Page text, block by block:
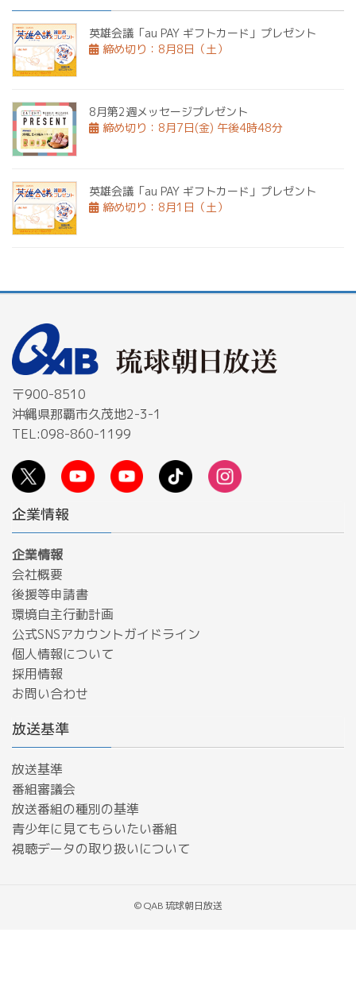
英雄会議「au PAY ギフトカード」プレゼント
締め切り：8月8日（土）
8月第2週メッセージプレゼント
締め切り：8月7日(金) 午後4時48分
英雄会議「au PAY ギフトカード」プレゼント
締め切り：8月1日（土）
〒900-8510
沖縄県那覇市久茂地2-3-1
TEL:098-860-1199
企業情報
企業情報
会社概要
後援等申請書
環境自主行動計画
公式SNSアカウントガイドライン
個人情報について
採用情報
お問い合わせ
放送基準
放送基準
番組審議会
放送番組の種別の基準
青少年に見てもらいたい番組
​視聴データの取り扱いについて
© QAB 琉球朝日放送